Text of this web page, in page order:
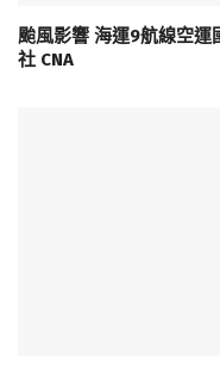
颱風影響 海運9航線空
社 CNA